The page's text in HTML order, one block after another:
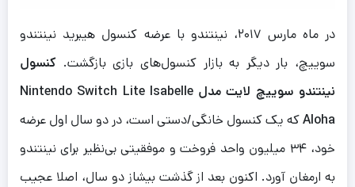
در ماه مارس ۲۰۱۷، نینتندو با عرضه کنسول هیبرید نینتندو
سوییچ، بار دیگر به بازار کنسول‌های بازی بازگشت. کنسول
نینتندو سوییچ لایت مدل Nintendo Switch Lite Isabelle
Alohaکه یک کنسول خانگی/دستی است، در دو سال اول عرضه
خود، ۳۴ میلیون واحد فروخت و موفقیتی بی‌نظیر برای نینتندو
به ارمغان آورد. اکنون بعد از گذشت بیشاز دو سال، اصلا عجیب